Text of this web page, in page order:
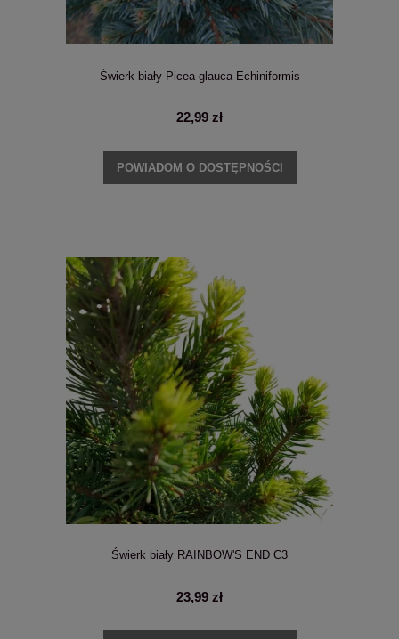
Świerk biały Picea glauca Echiniformis
22,99 zł
POWIADOM O DOSTĘPNOŚCI
Świerk biały RAINBOW'S END C3
23,99 zł